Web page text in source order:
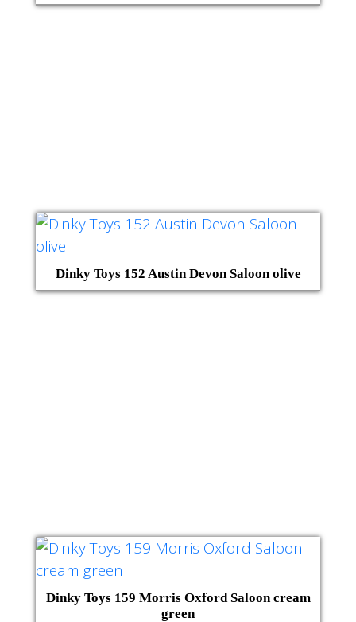
Dinky Toys 152 Austin Devon Saloon olive
Dinky Toys 159 Morris Oxford Saloon cream
green